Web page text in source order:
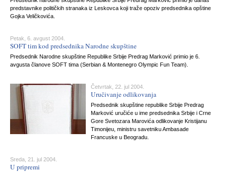
predstavnike političkih stranaka iz Leskovca koji traže opoziv predsednika opštine
Gojka Veličkovića.
Petak, 6. avgust 2004.
SOFT tim kod predsednika Narodne skupštine
Predsednik Narodne skupštine Republike Srbije Predrag Marković primio je 6.
avgusta članove SOFT tima (Serbian & Montenegro Olympic Fun Team).
Četvrtak, 22. jul 2004.
Uručivanje odlikovanja
Predsednik skupštine republike Srbije Predrag
Marković uručiće u ime predsednika Srbije i Crne
Gore Svetozara Marovića odlikovanje Kristijanu
Timonijeu, ministru savetniku Ambasade
Francuske u Beogradu.
Sreda, 21. jul 2004.
U pripremi